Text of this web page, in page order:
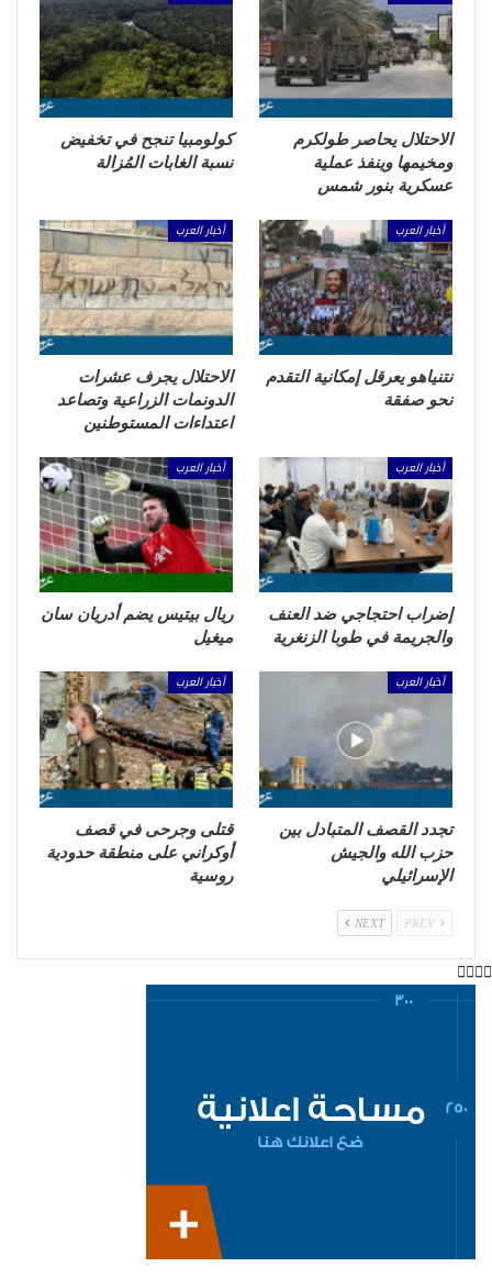
الاحتلال يحاصر طولكرم
ومخيمها وينفذ عملية
عسكرية بنور شمس
كولومبيا تنجح في تخفيض
نسبة الغابات المُزالة
أخبار العرب
نتنياهو يعرقل إمكانية التقدم
نحو صفقة
أخبار العرب
الاحتلال يجرف عشرات
الدونمات الزراعية وتصاعد
اعتداءات المستوطنين
أخبار العرب
إضراب احتجاجي ضد العنف
والجريمة في طوبا الزنغرية
أخبار العرب
ريال بيتيس يضم أدريان سان
ميغيل
أخبار العرب
تجدد القصف المتبادل بين
حزب الله والجيش
الإسرائيلي
أخبار العرب
قتلى وجرحى في قصف
أوكراني على منطقة حدودية
روسية
NEXT